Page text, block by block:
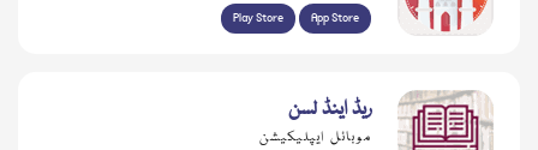
Play Store App Store
ریڈ اینڈ لسن
موبائل ایپلیکیشن